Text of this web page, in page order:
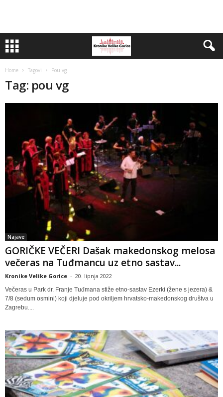
Home Tagovi Pou vg
Tag: pou vg
Najave
GORIČKE VEČERI Dašak makedonskog melosa
večeras na Tuđmancu uz etno sastav...
Kronike Velike Gorice - 20. lipnja 2022
Večeras u Park dr. Franje Tuđmana stiže etno-sastav Ezerki (žene s jezera) &
7/8 (sedum osmini) koji djeluje pod okriljem hrvatsko-makedonskog društva u
Zagrebu....